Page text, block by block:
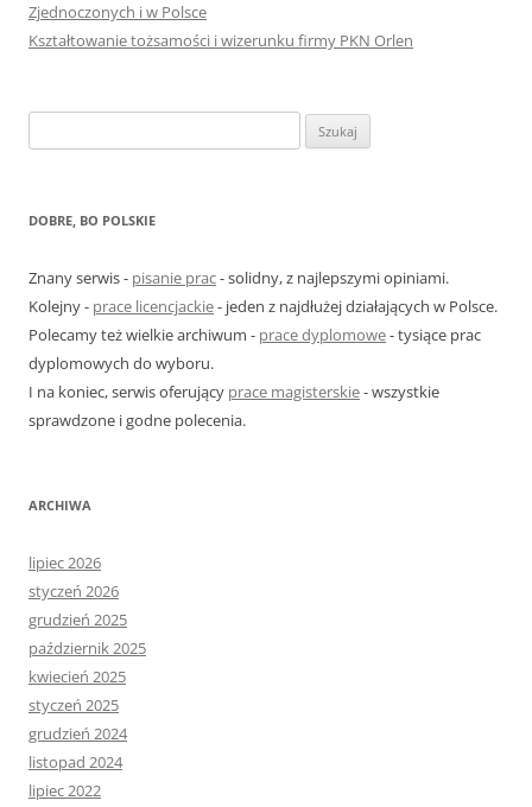
Zjednoczonych i w Polsce
Kształtowanie tożsamości i wizerunku firmy PKN Orlen
z
DOBRE, BO POLSKIE
Znany serwis - pisanie prac- solidny, z najlepszymi opiniami.
Kolejny - prace licencjackie- jeden z najdłużej działających w Polsce.
Polecamy też wielkie archiwum - prace dyplomowe- tysiące prac
dyplomowych do wyboru.
I na koniec, serwis oferujący prace magisterskie- wszystkie
sprawdzone i godne polecenia.
ARCHIWA
lipiec 2026
styczeń 2026
grudzień 2025
październik 2025
kwiecień 2025
styczeń 2025
grudzień 2024
listopad 2024
lipiec 2022